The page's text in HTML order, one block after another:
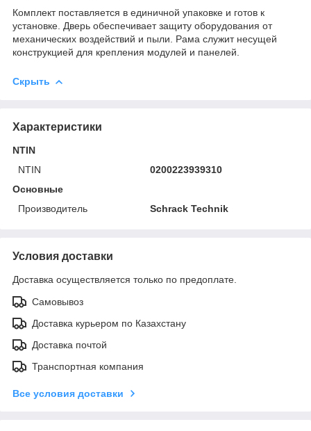
Комплект поставляется в единичной упаковке и готов к
установке. Дверь обеспечивает защиту оборудования от
механических воздействий и пыли. Рама служит несущей
конструкцией для крепления модулей и панелей.
Скрыть
Характеристики
NTIN
NTIN
0200223939310
Основные
Производитель
Schrack Technik
Условия доставки
Доставка осуществляется только по предоплате.
Самовывоз
Доставка курьером по Казахстану
Доставка почтой
Транспортная компания
Все условия доставки